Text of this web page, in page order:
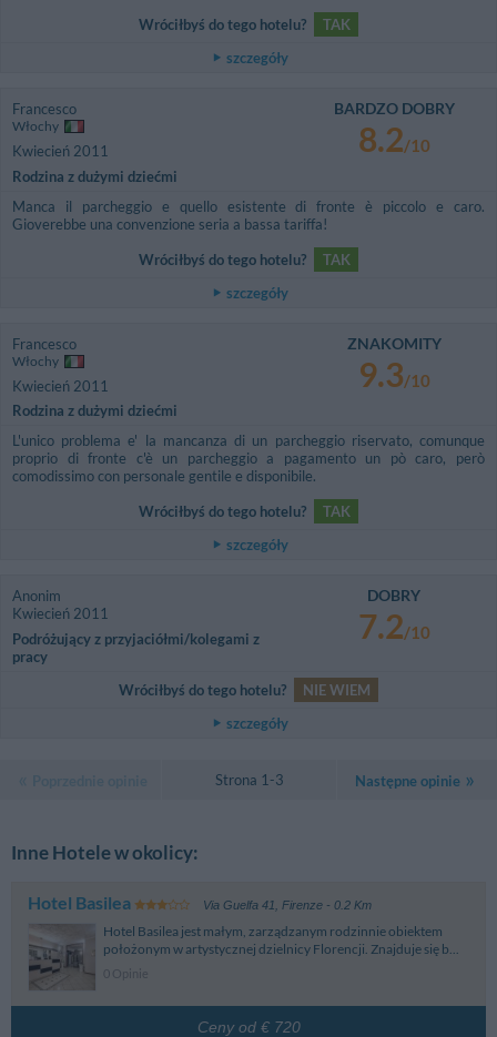
Wróciłbyś do tego hotelu?
TAK
szczegóły
Francesco
Włochy
Kwiecień 2011
Rodzina z dużymi dziećmi
BARDZO DOBRY
8.2/10
Manca il parcheggio e quello esistente di fronte è piccolo e caro.
Gioverebbe una convenzione seria a bassa tariffa!
Wróciłbyś do tego hotelu?
TAK
szczegóły
Francesco
Włochy
Kwiecień 2011
Rodzina z dużymi dziećmi
ZNAKOMITY
9.3/10
L'unico problema e' la mancanza di un parcheggio riservato, comunque
proprio di fronte c'è un parcheggio a pagamento un pò caro, però
comodissimo con personale gentile e disponibile.
Wróciłbyś do tego hotelu?
TAK
szczegóły
Anonim
Kwiecień 2011
Podróżujący z przyjaciółmi/kolegami z
pracy
DOBRY
7.2/10
Wróciłbyś do tego hotelu?
NIE WIEM
szczegóły
Strona 1-3 Następne opinie
Inne Hotele w okolicy:
Hotel Basilea Via Guelfa 41 Firenze- 0.2 Km
Hotel Basilea jest małym, zarządzanym rodzinnie obiektem
położonym w artystycznej dzielnicy Florencji. Znajduje się b...
0 Opinie
Ceny od € 720